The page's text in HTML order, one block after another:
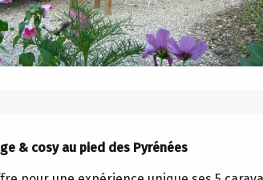
& cosy au pied des Pyrénées